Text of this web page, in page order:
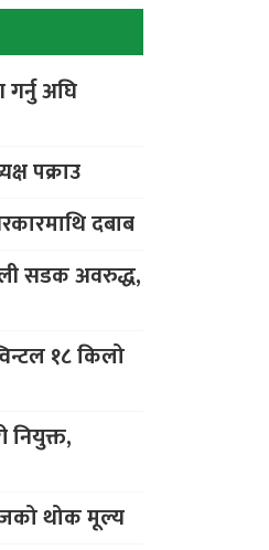
अघि
पक्राउ
दबाब
सडक अवरुद्ध,
१८ किलो
नियुक्त,
थोक मूल्य